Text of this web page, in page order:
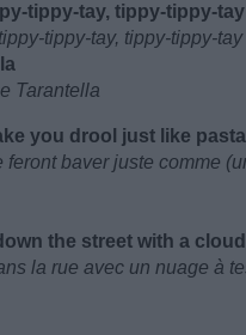
tippy-tay, tippy-tippy-tay
tippy-tay, tippy-tippy-tay
Tarantella
you drool just like
feront baver juste comme
the street with a
la rue avec un nuage à